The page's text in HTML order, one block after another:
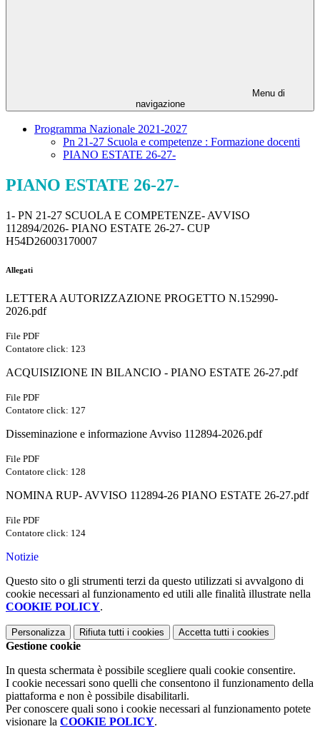
Menu di
navigazione
Programma Nazionale 2021-2027
Pn 21-27 Scuola e competenze : Formazione docenti
PIANO ESTATE 26-27-
PIANO ESTATE 26-27-
1- PN 21-27 SCUOLA E COMPETENZE- AVVISO
112894/2026- PIANO ESTATE 26-27- CUP
H54D26003170007
Allegati
LETTERA AUTORIZZAZIONE PROGETTO N.152990-
2026.pdf
File PDF
Contatore click: 123
ACQUISIZIONE IN BILANCIO - PIANO ESTATE 26-27.pdf
File PDF
Contatore click: 127
Disseminazione e informazione Avviso 112894-2026.pdf
File PDF
Contatore click: 128
NOMINA RUP- AVVISO 112894-26 PIANO ESTATE 26-27.pdf
File PDF
Contatore click: 124
Notizie
Questo sito o gli strumenti terzi da questo utilizzati si avvalgono di
cookie necessari al funzionamento ed utili alle finalità illustrate nella
COOKIE POLICY.
Personalizza Rifiuta tutti i cookies Accetta tutti i cookies
Gestione cookie
In questa schermata è possibile scegliere quali cookie consentire.
I cookie necessari sono quelli che consentono il funzionamento della
piattaforma e non è possibile disabilitarli.
Per conoscere quali sono i cookie necessari al funzionamento potete
visionare la COOKIE POLICY.